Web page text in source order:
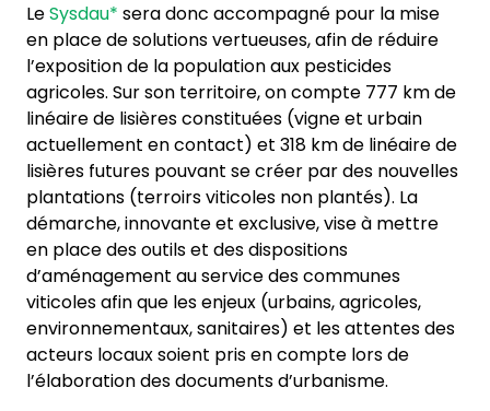
LeSysdau* sera donc accompagné pour la mise
en place de solutions vertueuses, afin de réduire
l’exposition de la population aux pesticides
agricoles. Sur son territoire, on compte 777 km de
linéaire de lisières constituées (vigne et urbain
actuellement en contact) et 318 km de linéaire de
lisières futures pouvant se créer par des nouvelles
plantations (terroirs viticoles non plantés). La
démarche, innovante et exclusive, vise à mettre
en place des outils et des dispositions
d’aménagement au service des communes
viticoles afin que les enjeux (urbains, agricoles,
environnementaux, sanitaires) et les attentes des
acteurs locaux soient pris en compte lors de
l’élaboration des documents d’urbanisme.